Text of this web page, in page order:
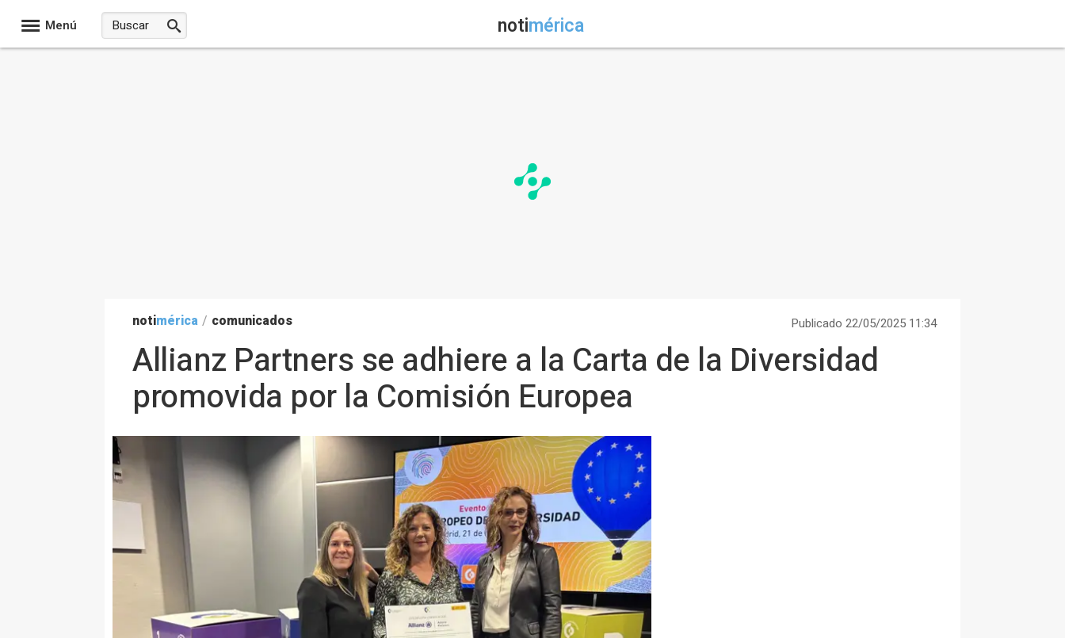
Menú notimérica
notimérica / comunicados Publicado 22/05/2025 11:34
Allianz Partners se adhiere a la Carta de la Diversidad
promovida por la Comisión Europea